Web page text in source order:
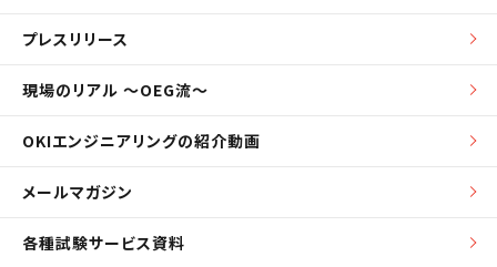
プレスリリース
現場のリアル ～OEG流～
OKIエンジニアリングの紹介動画
メールマガジン
各種試験サービス資料